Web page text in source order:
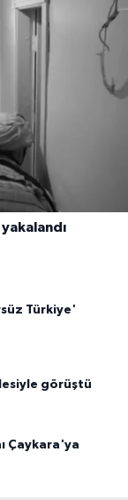
Türkiye'
görüştü
Çaykara'ya